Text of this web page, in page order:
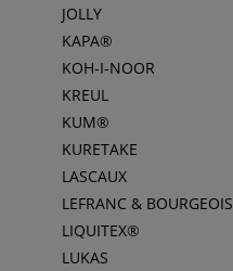
JOLLY
KAPA®
KOH-I-NOOR
KREUL
KUM®
KURETAKE
LASCAUX
LEFRANC & BOURGEOIS
LIQUITEX®
LUKAS